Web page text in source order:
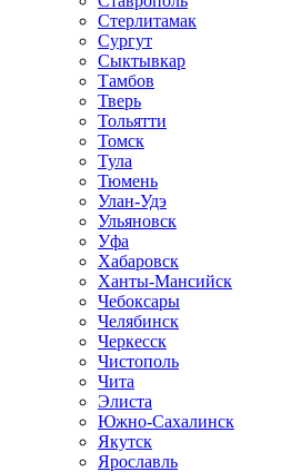
Стерлитамак
Сургут
Сыктывкар
Тамбов
Тверь
Тольятти
Томск
Тула
Тюмень
Улан-Удэ
Ульяновск
Уфа
Хабаровск
Ханты-Мансийск
Чебоксары
Челябинск
Черкесск
Чистополь
Чита
Элиста
Южно-Сахалинск
Якутск
Ярославль